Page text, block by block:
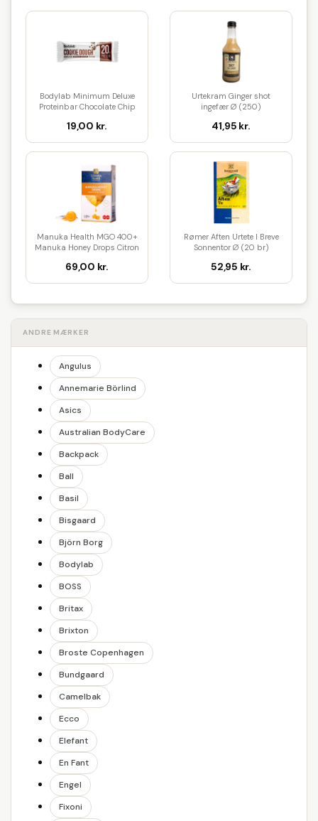
Bodylab Minimum Deluxe
Proteinbar Chocolate Chip
19,00 kr.
Urtekram Ginger shot
ingefær Ø (250)
41,95 kr.
Manuka Health MGO 400+
Manuka Honey Drops Citron
69,00 kr.
Rømer Aften Urtete I Breve
Sonnentor Ø (20 br)
52,95 kr.
ANDRE MÆRKER
Angulus
Annemarie Börlind
Asics
Australian BodyCare
Backpack
Ball
Basil
Bisgaard
Björn Borg
Bodylab
BOSS
Britax
Brixton
Broste Copenhagen
Bundgaard
Camelbak
Ecco
Elefant
En Fant
Engel
Fixoni